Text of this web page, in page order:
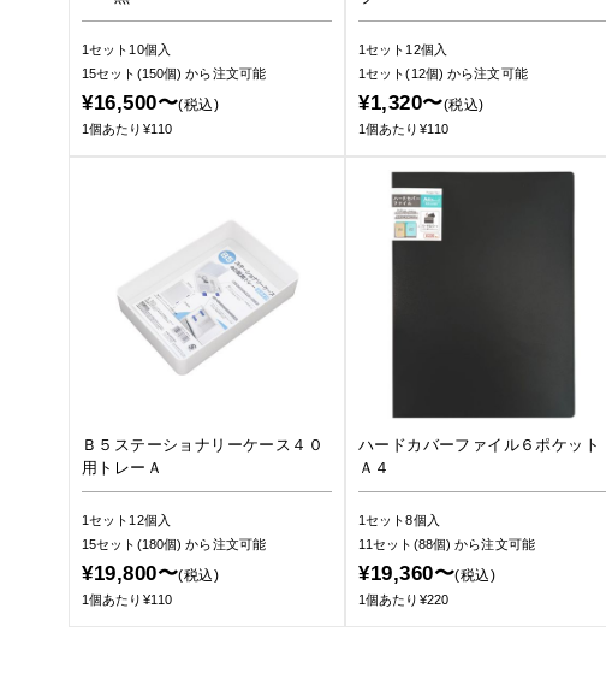
1セット10個入
15セット(150個)から注文可能
¥16,500〜(税込)
1個あたり¥110
1セット12個入
1セット(12個)から注文可能
¥1,320〜(税込)
1個あたり¥110
Ｂ５ステーショナリーケース４０
用トレーＡ
1セット12個入
15セット(180個)から注文可能
¥19,800〜(税込)
1個あたり¥110
ハードカバーファイル６ポケット
Ａ４
1セット8個入
11セット(88個)から注文可能
¥19,360〜(税込)
1個あたり¥220